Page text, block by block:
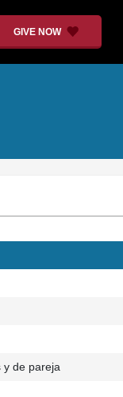
GIVE NOW
y de pareja